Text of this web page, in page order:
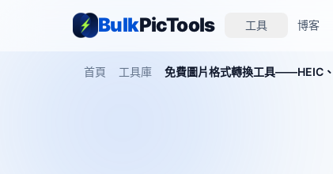
BulkPicTools 工具 博客
首頁 工具庫